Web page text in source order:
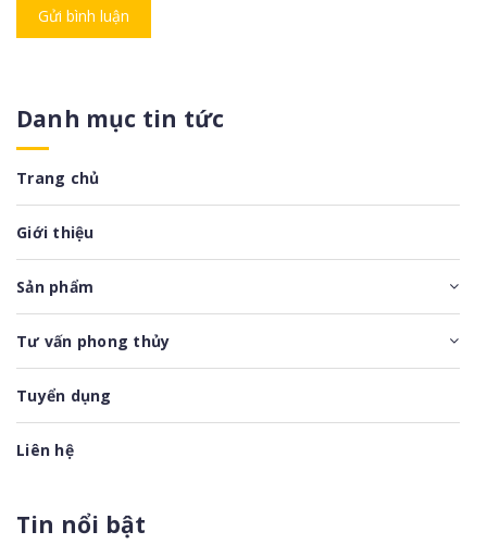
Gửi bình luận
Danh mục tin tức
Trang chủ
Giới thiệu
Sản phẩm
Tư vấn phong thủy
Tuyển dụng
Liên hệ
Tin nổi bật